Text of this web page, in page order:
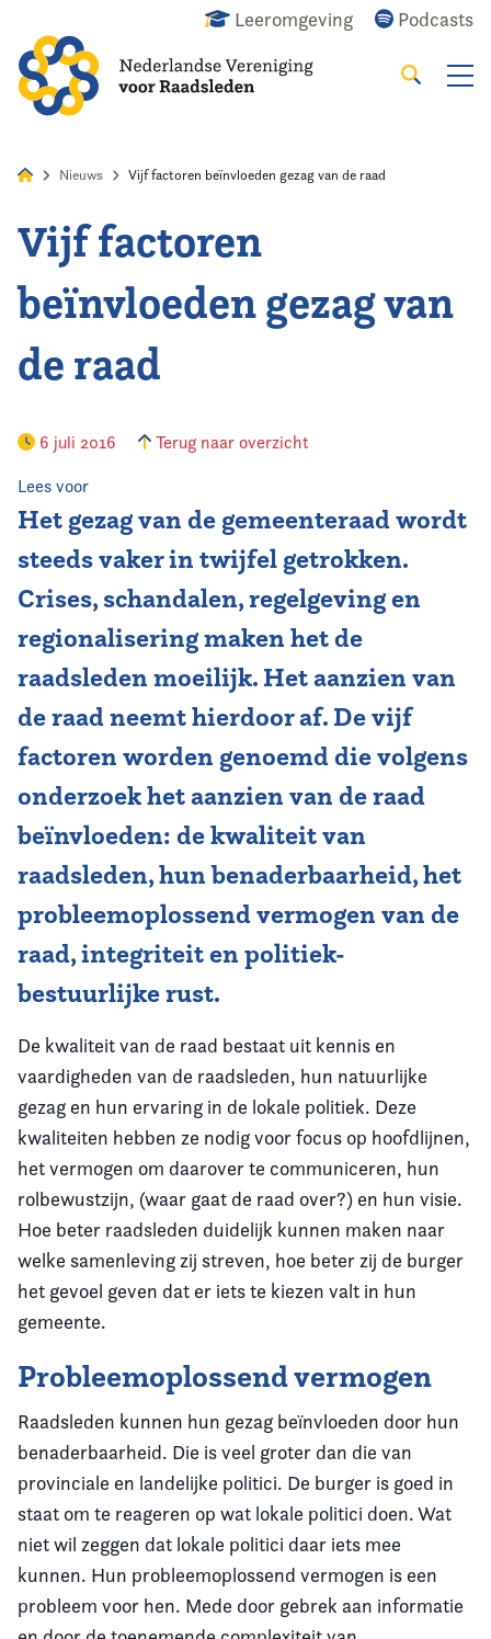
Leeromgeving Podcasts
Zoeken
Home
Agenda
Nieuws
Vereniging
Contact
Nieuws Vijf factoren beïnvloeden gezag van de raad
Vijf factoren
beïnvloeden gezag van
de raad
6 juli 2016 Terug naar overzicht
Lees voor
Het gezag van de gemeenteraad wordt
steeds vaker in twijfel getrokken.
Crises, schandalen, regelgeving en
regionalisering maken het de
raadsleden moeilijk. Het aanzien van
de raad neemt hierdoor af. De vijf
factoren worden genoemd die volgens
onderzoek het aanzien van de raad
beïnvloeden: de kwaliteit van
raadsleden, hun benaderbaarheid, het
probleemoplossend vermogen van de
raad, integriteit en politiek-
bestuurlijke rust.
De kwaliteit van de raad bestaat uit kennis en
vaardigheden van de raadsleden, hun natuurlijke
gezag en hun ervaring in de lokale politiek. Deze
kwaliteiten hebben ze nodig voor focus op hoofdlijnen,
het vermogen om daarover te communiceren, hun
rolbewustzijn, (waar gaat de raad over?) en hun visie.
Hoe beter raadsleden duidelijk kunnen maken naar
welke samenleving zij streven, hoe beter zij de burger
het gevoel geven dat er iets te kiezen valt in hun
gemeente.
Probleemoplossend vermogen
Raadsleden kunnen hun gezag beïnvloeden door hun
benaderbaarheid. Die is veel groter dan die van
provinciale en landelijke politici. De burger is goed in
staat om te reageren op wat lokale politici doen. Wat
niet wil zeggen dat lokale politici daar iets mee
kunnen. Hun probleemoplossend vermogen is een
probleem voor hen. Mede door gebrek aan informatie